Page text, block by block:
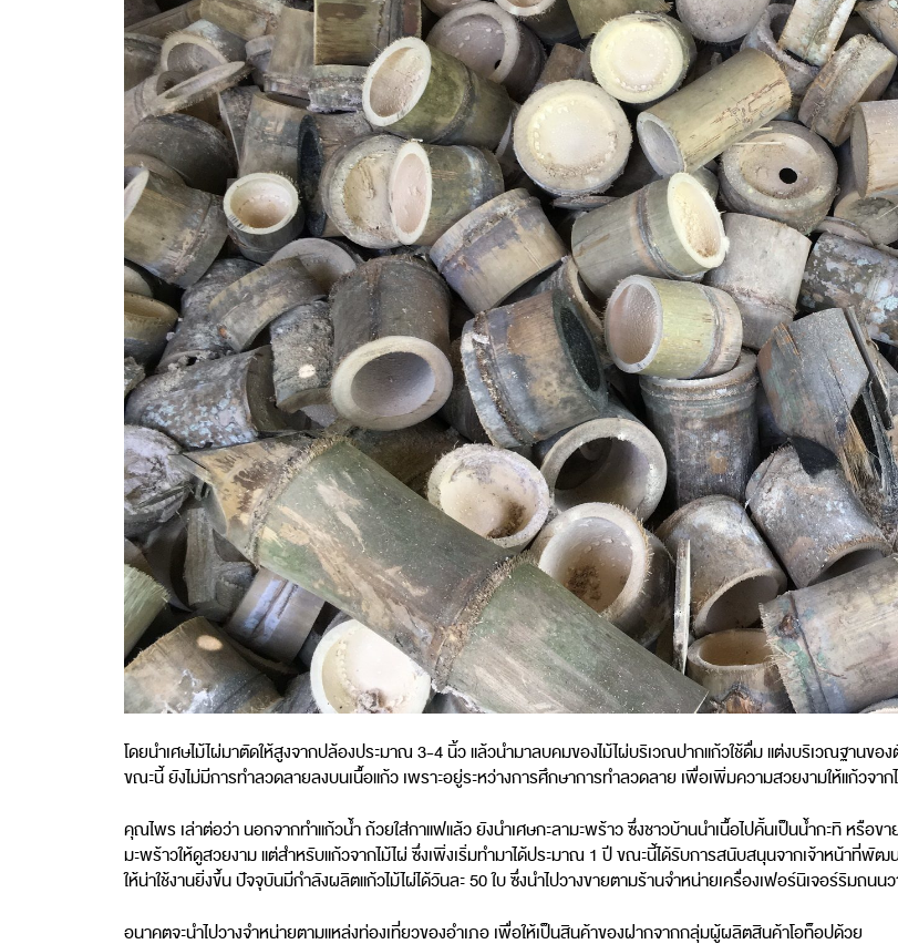
โดยนำเศษไม้ไผ่มาตัดให้สูงจากปล้องประมาณ 3-4 นิ้ว แล้วนำมาลบคมของไม้ไผ่บริเวณปากแก้วใช้ดื่ม แต่งบริเวณฐานขอ
ขณะนี้ ยังไม่มีการทำลวดลายลงบนเนื้อแก้ว เพราะอยู่ระหว่างการศึกษาการทำลวดลาย เพื่อเพิ่มความสวยงามให้แก้วจา
คุณไพร เล่าต่อว่า นอกจากทำแก้วน้ำ ถ้วยใส่กาแฟแล้ว ยังนำเศษกะลามะพร้าว ซึ่งชาวบ้านนำเนื้อไปคั้นเป็นน้ำกะทิ หรือข
มะพร้าวให้ดูสวยงาม แต่สำหรับแก้วจากไม้ไผ่ ซึ่งเพิ่งเริ่มทำมาได้ประมาณ 1 ปี ขณะนี้ได้รับการสนับสนุนจากเจ้าหน้าที่
ให้น่าใช้งานยิ่งขึ้น ปัจจุบันมีกำลังผลิตแก้วไม้ไผ่ได้วันละ 50 ใบ ซึ่งนำไปวางขายตามร้านจำหน่ายเครื่องเฟอร์นิเจอร์ริมถน
อนาคตจะนำไปวางจำหน่ายตามแหล่งท่องเที่ยวของอำเภอ เพื่อให้เป็นสินค้าของฝากจากกลุ่มผู้ผลิตสินค้าโอท็อปด้วย